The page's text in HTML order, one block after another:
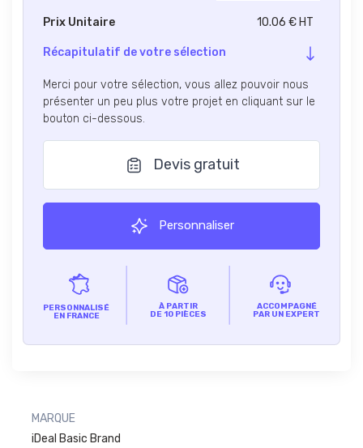
Prix Unitaire 10.06 € HT
Récapitulatif de votre sélection
Merci pour votre sélection, vous allez pouvoir nous
présenter un peu plus votre projet en cliquant sur le
bouton ci-dessous.
Devis gratuit
Personnaliser
PERSONNALISÉ
EN FRANCE
À PARTIR
DE 10 PIÈCES
ACCOMPAGNÉ
PAR UN EXPERT
MARQUE
iDeal Basic Brand